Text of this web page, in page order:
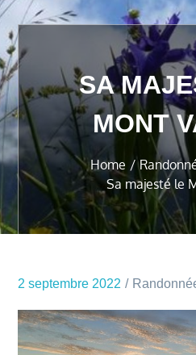
SA
MONT
Home
Sa majesté le
2 septembre 2022